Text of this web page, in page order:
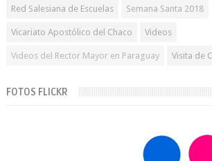
Red Salesiana de Escuelas Semana Santa 2018
Vicariato Apostólico del Chaco Videos
Videos del Rector Mayor en Paraguay Visita de
FOTOS FLICKR